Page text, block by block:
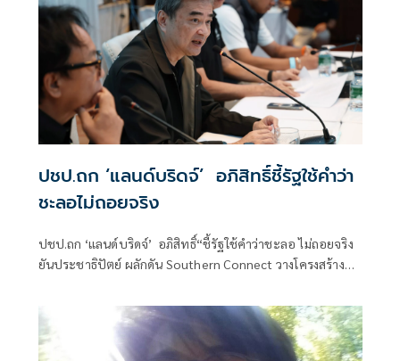
ปชป.ถก ‘แลน​ด์บริดจ์’​ อภิสิทธิ์​ชี้รัฐใช้คำว่า
ชะลอไม่ถอยจริง
ปชป.ถก ‘แลน​ด์บริดจ์’​ อภิสิทธิ์​“ชี้รัฐใช้คำว่าชะลอ ไม่ถอยจริง
ยันประชาธิปัตย์ ผลักดัน​ Southern Connect วางโครงสร้าง